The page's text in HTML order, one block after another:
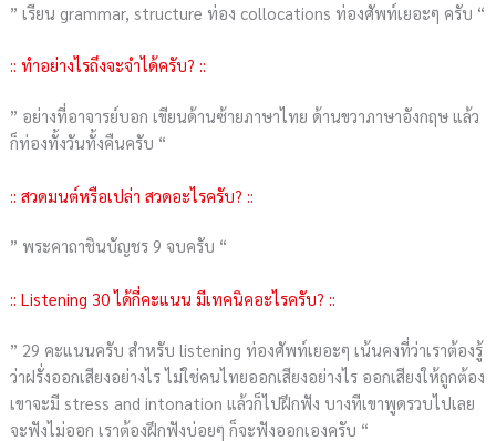
” เรียน grammar, structure ท่อง collocations ท่องศัพท์เยอะๆ ครับ “
:: ทำอย่างไรถึงจะจำได้ครับ? ::
” อย่างที่อาจารย์บอก เขียนด้านซ้ายภาษาไทย ด้านขวาภาษาอังกฤษ แล้ว
ก็ท่องทั้งวันทั้งคืนครับ “
:: สวดมนต์หรือเปล่า สวดอะไรครับ? ::
” พระคาถาชินบัญชร 9 จบครับ “
:: Listening 30 ได้กี่คะแนน มีเทคนิคอะไรครับ? ::
” 29 คะแนนครับ สำหรับ listening ท่องศัพท์เยอะๆ เน้นคงที่ว่าเราต้องรู้
ว่าฝรั่งออกเสียงอย่างไร ไม่ใช่คนไทยออกเสียงอย่างไร ออกเสียงให้ถูกต้อง
เขาจะมี stress and intonation แล้วก็ไปฝึกฟัง บางทีเขาพูดรวบไปเลย
จะฟังไม่ออก เราต้องฝึกฟังบ่อยๆ ก็จะฟังออกเองครับ “